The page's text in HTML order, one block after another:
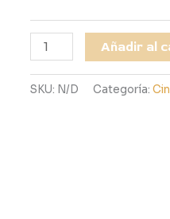
Añadir al
SKU: N/D Categoría: